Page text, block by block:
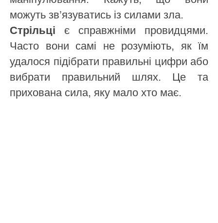
можуть зв’язуватись із силами зла.
Стрільці є справжніми провидцями.
Часто вони самі не розуміють, як їм
удалося підібрати правильні цифри або
вибрати правильний шлях. Це та
прихована сила, яку мало хто має.